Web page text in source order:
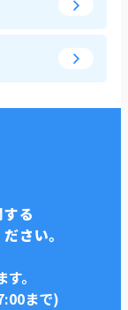
る
さい。
。
まで)